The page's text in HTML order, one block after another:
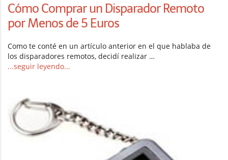
Cómo Comprar un Disparador Remoto
por Menos de 5 Euros
Como te conté en un artículo anterior en el que hablaba de
los disparadores remotos, decidí realizar …
...seguir leyendo...